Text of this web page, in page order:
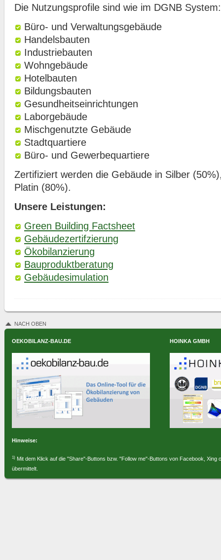
Die Nutzungsprofile sind wie im DGNB System:
Büro- und Verwaltungsgebäude
Handelsbauten
Industriebauten
Wohngebäude
Hotelbauten
Bildungsbauten
Gesundheitseinrichtungen
Laborgebäude
Mischgenutzte Gebäude
Stadtquartiere
Büro- und Gewerbequartiere
Zertifiziert werden die Gebäude in Silber
Platin (80%).
Unsere Leistungen:
Green Building Factsheet
Gebäudezertifzierung
Ökobilanzierung
Bauproduktberatung
Gebäudesimulation
NACH OBEN
OEKOBILANZ-BAU.DE HOINKA GMBH
Hinweise:
1) Mit dem Klick auf die "Share"-Buttons bzw. "Follow me"-Buttons von Facebook,
übermittelt.